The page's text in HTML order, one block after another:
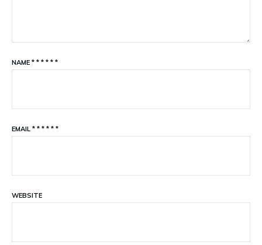
NAME * * * * * *
EMAIL * * * * * *
WEBSITE